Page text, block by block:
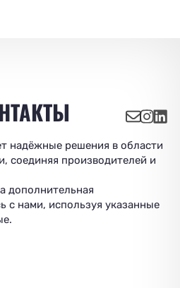
надёжные решения в области
соединяя производителей и
дополнительная
с нами, используя указанные